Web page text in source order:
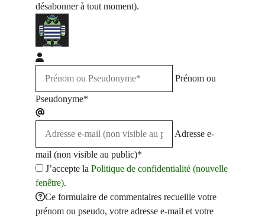
désabonner à tout moment).
Prénom ou
Pseudonyme*
Adresse e-
mail (non visible au public)*
J’accepte la Politique de confidentialité (nouvelle
fenêtre).
Ce formulaire de commentaires recueille votre
prénom ou pseudo, votre adresse e-mail et votre